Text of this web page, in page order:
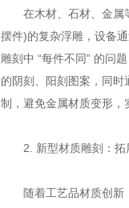
在木材、石材、金属等
摆件)的复杂浮雕，设备
雕刻中 “每件不同” 的问
的阴刻、阳刻图案，同
制，避免金属材质变形，
2. 新型材质雕刻：拓
随着工艺品材质创新，